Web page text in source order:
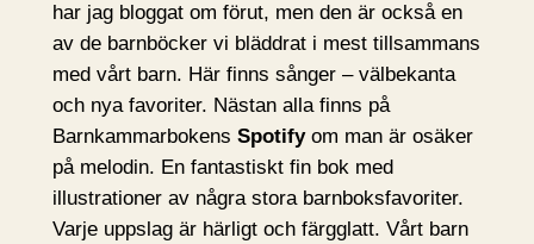
har jag bloggat om förut, men den är också en
av de barnböcker vi bläddrat i mest tillsammans
med vårt barn. Här finns sånger – välbekanta
och nya favoriter. Nästan alla finns på
Barnkammarbokens Spotifyom man är osäker
på melodin. En fantastiskt fin bok med
illustrationer av några stora barnboksfavoriter.
Varje uppslag är härligt och färgglatt. Vårt barn